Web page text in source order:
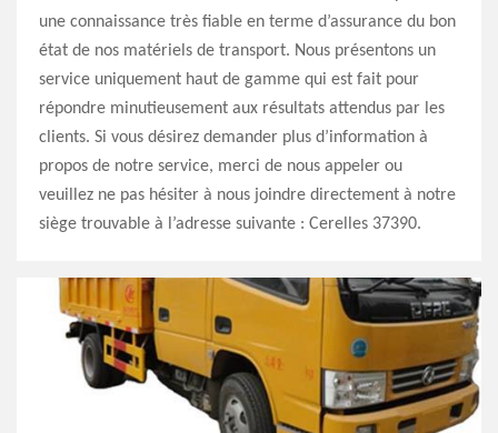
une connaissance très fiable en terme d’assurance du bon
état de nos matériels de transport. Nous présentons un
service uniquement haut de gamme qui est fait pour
répondre minutieusement aux résultats attendus par les
clients. Si vous désirez demander plus d’information à
propos de notre service, merci de nous appeler ou
veuillez ne pas hésiter à nous joindre directement à notre
siège trouvable à l’adresse suivante : Cerelles 37390.